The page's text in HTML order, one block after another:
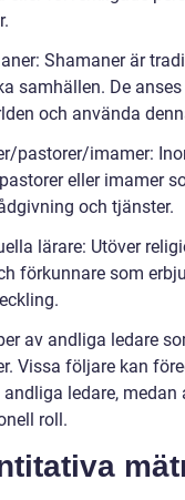
Shamaner är
samhällen. De
och använda
pastorer/imamer:
eller imamer
och tjänster.
lärare: Utöver
förkunnare som
av andliga ledare
Vissa följare kan
ledare,
roll.